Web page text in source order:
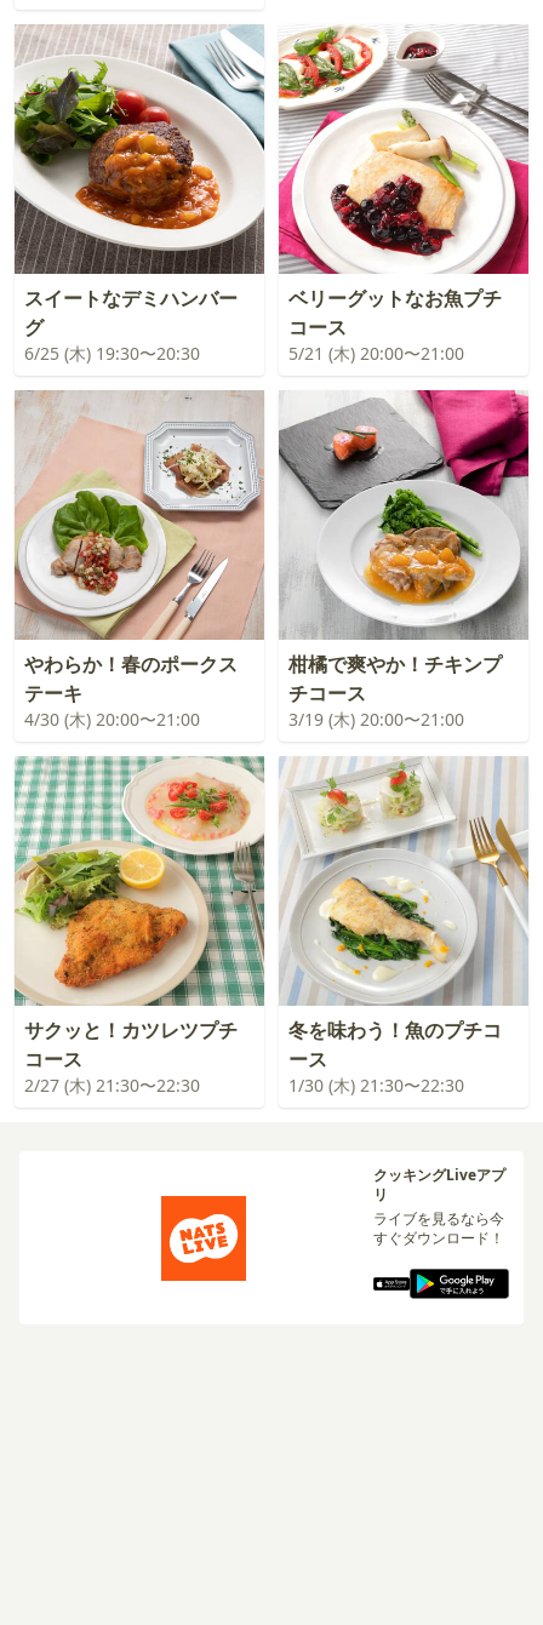
スイートなデミハンバー
グ
6/25 (木) 19:30〜20:30
ベリーグットなお魚プチ
コース
5/21 (木) 20:00〜21:00
やわらか！春のポークス
テーキ
4/30 (木) 20:00〜21:00
柑橘で爽やか！チキンプ
チコース
3/19 (木) 20:00〜21:00
サクッと！カツレツプチ
コース
2/27 (木) 21:30〜22:30
冬を味わう！魚のプチコ
ース
1/30 (木) 21:30〜22:30
クッキングLiveアプ
リ
ライブを見るなら今
すぐダウンロード！